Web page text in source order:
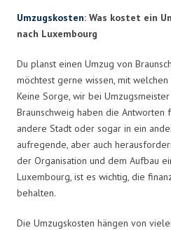
Umzugskosten: Was kostet ein
nach Luxembourg
Du planst einen Umzug von
möchtest gerne wissen, mit welchen
Keine Sorge, wir bei
Braunschweig haben die Antworten
andere Stadt oder sogar in ein
aufregende, aber auch
der Organisation und dem Aufbau
Luxembourg, ist es wichtig, die
behalten.
Die Umzugskosten hängen von